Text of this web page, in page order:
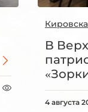
В
4 августа